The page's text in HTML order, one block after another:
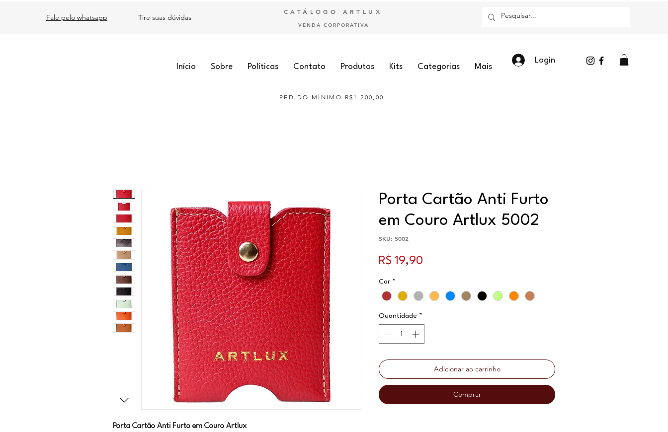
Login
Fale pelo whatsapp Tire suas dúvidas
CATÁLOGO ARTLUX
VENDA CORPORATIVA
Início Sobre Políticas Contato Produtos Kits Categorias Mais
PEDIDO MÍNIMO R$1.200,00
Porta Cartão Anti Furto em Couro Artlux
Porta Cartão Anti Furto
em Couro Artlux 5002
SKU: 5002
R$ 19,90
Cor *
Quantidade *
Adicionar ao carrinho
Comprar